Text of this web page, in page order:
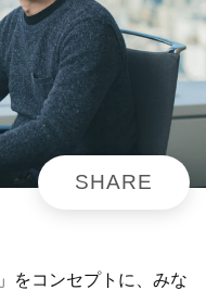
をコンセプトに、みな